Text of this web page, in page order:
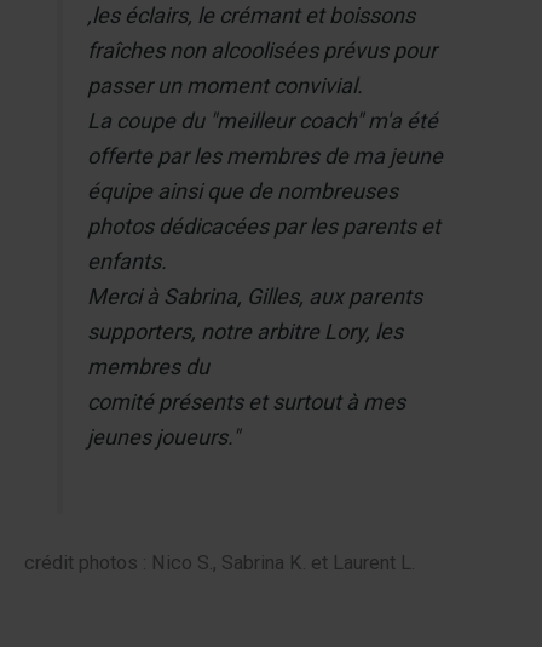
,les éclairs, le crémant et boissons
fraîches non alcoolisées prévus pour
passer un moment convivial.
La coupe du "meilleur coach" m'a été
offerte par les membres de ma jeune
équipe ainsi que de nombreuses
photos dédicacées par les parents et
enfants.
Merci à Sabrina, Gilles, aux parents
supporters, notre arbitre Lory, les
membres du
comité présents et surtout à mes
jeunes joueurs."
crédit photos : Nico S., Sabrina K. et Laurent L.